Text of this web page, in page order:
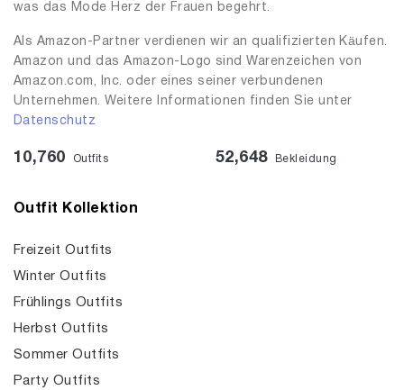
was das Mode Herz der Frauen begehrt.
Als Amazon-Partner verdienen wir an qualifizierten Käufen.
Amazon und das Amazon-Logo sind Warenzeichen von
Amazon.com, Inc. oder eines seiner verbundenen
Unternehmen. Weitere Informationen finden Sie unter
Datenschutz
10,760 Outfits 52,648 Bekleidung
Outfit Kollektion
Freizeit Outfits
Winter Outfits
Frühlings Outfits
Herbst Outfits
Sommer Outfits
Party Outfits